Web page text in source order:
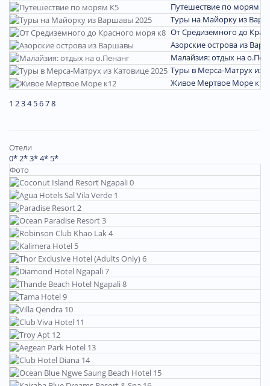
Путешествие по морям К5
Туры на Майорку из
От Средиземного до
Азорские острова из
Малайзия: отдых на
Туры в Мерса-Матрух из
Живое Мертвое Море к12
1 234 5678
Отели
0*2*3*4* 5*
Фото